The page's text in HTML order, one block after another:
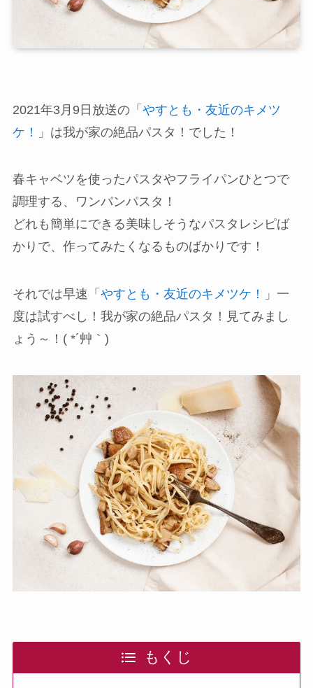
2021年3月9日放送の「 やすとも・友近のキメツ
ケ！
」は我が家の絶品パスタ！でした！
春キャベツを使ったパスタやフライパンひとつで
調理する、ワンパンパスタ！
どれも簡単にできる美味しそうなパスタレシピば
かりで、作ってみたくなるものばかりです！
それでは早速「 やすとも・友近のキメツケ！
」一
度は試すべし！我が家の絶品パスタ！見てみまし
ょう～！( *´艸｀)
もくじ